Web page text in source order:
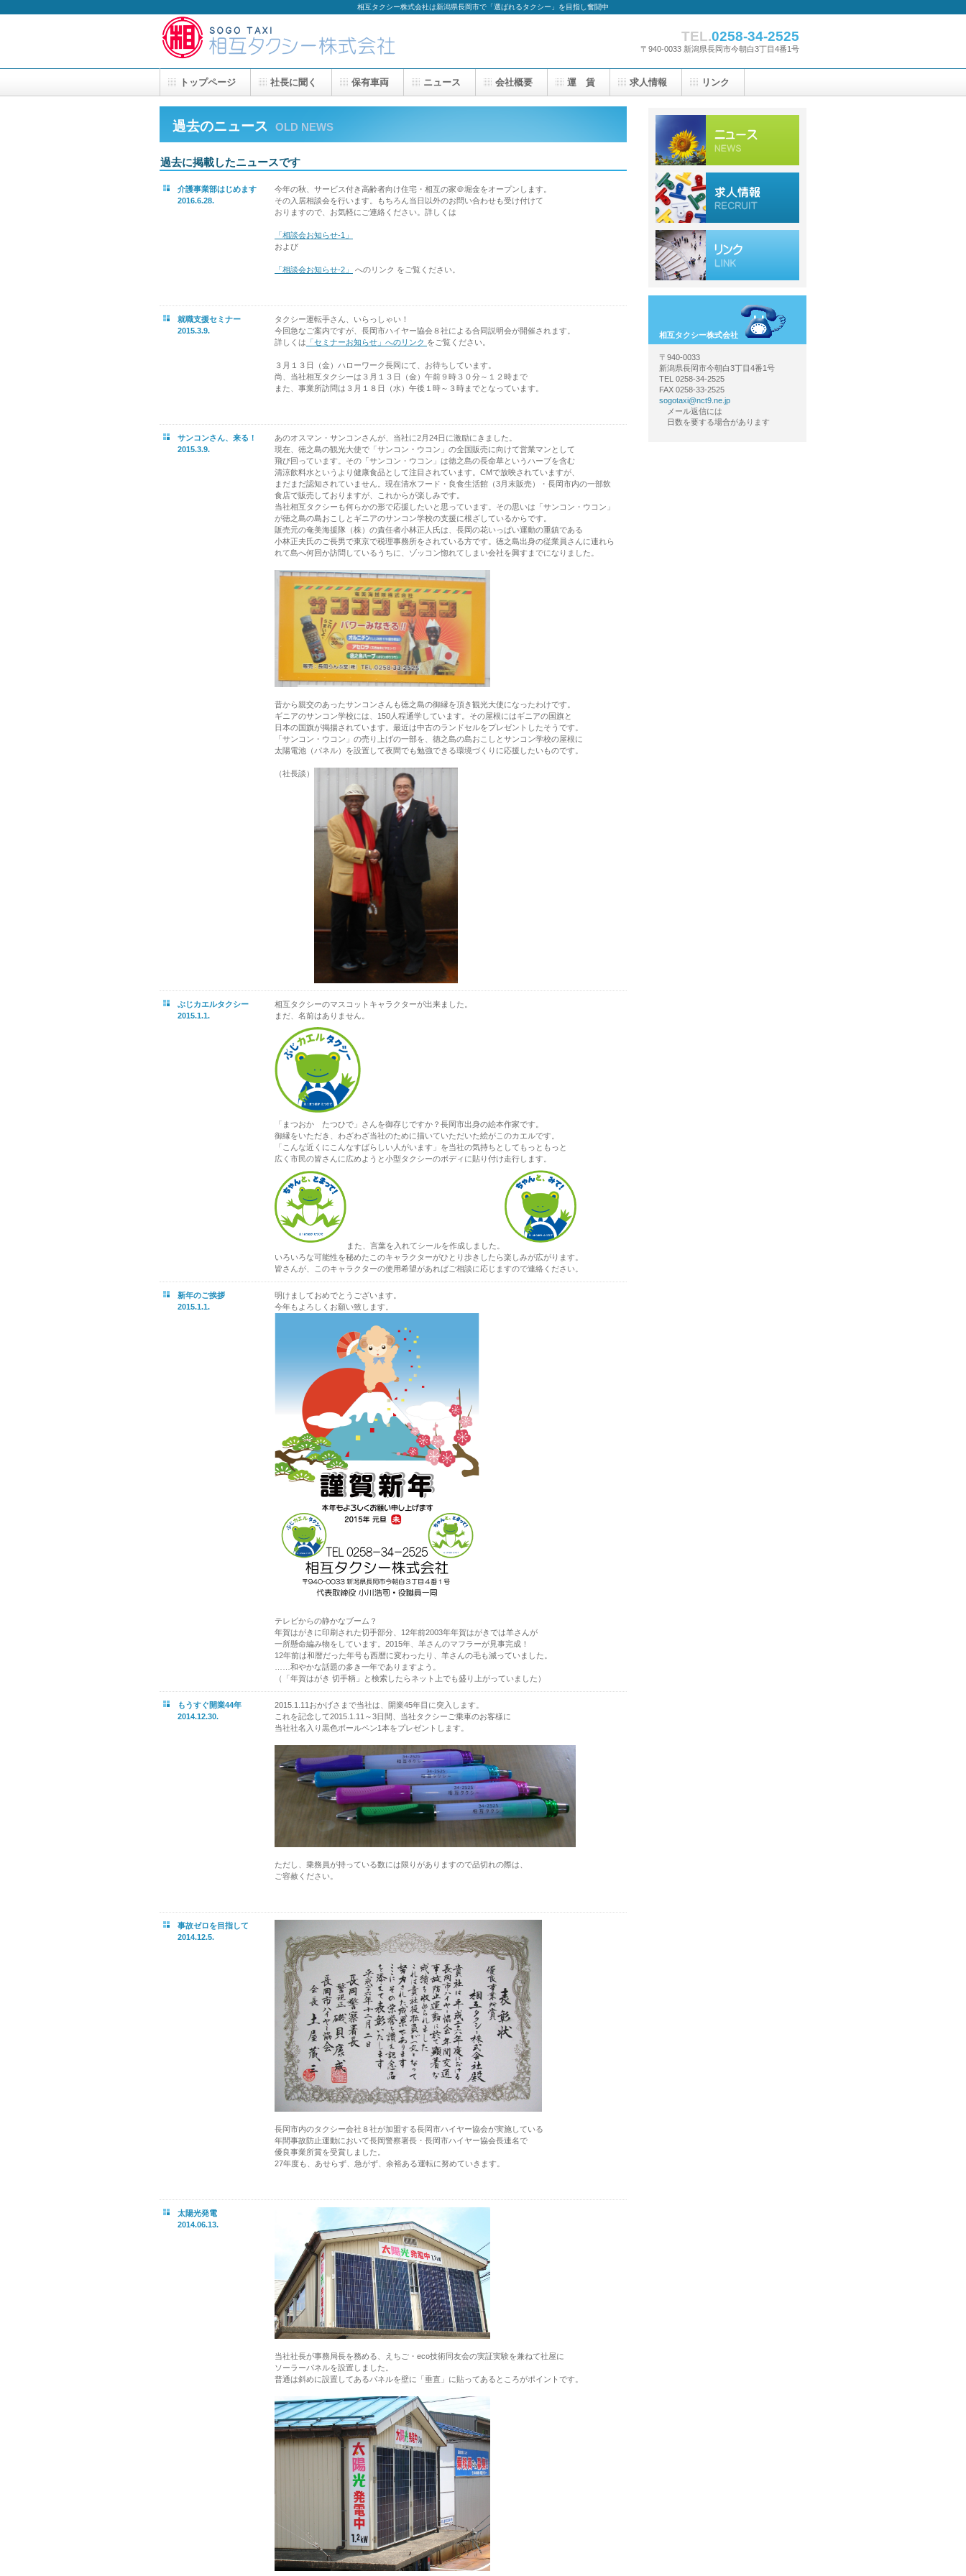
相互タクシー株式会社は新潟県長岡市で「選ばれるタクシー」を目指し奮闘中
TEL.0258-34-2525
〒940-0033 新潟県長岡市今朝白3丁目4番1号
過去のニュース OLD NEWS
過去に掲載したニュースです
介護事業部はじめます
2016.6.28.
今年の秋、サービス付き高齢者向け住宅・相互の家＠堀金をオープンします。
その入居相談会を行います。もちろん当日以外のお問い合わせも受け付けて
おりますので、お気軽にご連絡ください。詳しくは
「相談会お知らせ-1」
および
「相談会お知らせ-2」 へのリンク をご覧ください。
就職支援セミナー
2015.3.9.
タクシー運転手さん、いらっしゃい！
今回急なご案内ですが、長岡市ハイヤー協会８社による合同説明会が開催されます。
詳しくは 「セミナーお知らせ」へのリンク をご覧ください。
３月１３日（金）ハローワーク長岡にて、お待ちしています。
尚、当社相互タクシーは３月１３日（金）午前９時３０分～１２時まで
また、事業所訪問は３月１８日（水）午後１時～３時までとなっています。
サンコンさん、来る！
2015.3.9.
あのオスマン・サンコンさんが、当社に2月24日に激励にきました。
現在、徳之島の観光大使で「サンコン・ウコン」の全国販売に向けて営業マンとして
飛び回っています。その「サンコン・ウコン」は徳之島の長命草というハーブを含む
清涼飲料水というより健康食品として注目されています。CMで放映されていますが、
まだまだ認知されていません。現在清水フード・良食生活館（3月末販売）・長岡市内の一部飲
食店で販売しておりますが、これからが楽しみです。
当社相互タクシーも何らかの形で応援したいと思っています。その思いは「サンコン・ウコン」
が徳之島の島おこしとギニアのサンコン学校の支援に根ざしているからです。
販売元の奄美海援隊（株）の責任者小林正人氏は、長岡の花いっぱい運動の重鎮である
小林正夫氏のご長男で東京で税理事務所をされている方です。徳之島出身の従業員さんに連れら
れて島へ何回か訪問しているうちに、ゾッコン惚れてしまい会社を興すまでになりました。
昔から親交のあったサンコンさんも徳之島の御縁を頂き観光大使になったわけです。
ギニアのサンコン学校には、150人程通学しています。その屋根にはギニアの国旗と
日本の国旗が掲揚されています。最近は中古のランドセルをプレゼントしたそうです。
「サンコン・ウコン」の売り上げの一部を、徳之島の島おこしとサンコン学校の屋根に
太陽電池（パネル）を設置して夜間でも勉強できる環境づくりに応援したいものです。
（社長談）
ぶじカエルタクシー
2015.1.1.
相互タクシーのマスコットキャラクターが出来ました。
まだ、名前はありません。
「まつおか たつひで」さんを御存じですか？長岡市出身の絵本作家です。
御縁をいただき、わざわざ当社のために描いていただいた絵がこのカエルです。
「こんな近くにこんなすばらしい人がいます」を当社の気持ちとしてもっともっと
広く市民の皆さんに広めようと小型タクシーのボディに貼り付け走行します。
また、言葉を入れてシールを作成しました。
いろいろな可能性を秘めたこのキャラクターがひとり歩きしたら楽しみが広がります。
皆さんが、このキャラクターの使用希望があればご相談に応じますので連絡ください。
新年のご挨拶
2015.1.1.
明けましておめでとうございます。
今年もよろしくお願い致します。
テレビからの静かなブーム？
年賀はがきに印刷された切手部分、12年前2003年年賀はがきでは羊さんが
一所懸命編み物をしています。2015年、羊さんのマフラーが見事完成！
12年前は和暦だった年号も西暦に変わったり、羊さんの毛も減っていました。
……和やかな話題の多き一年でありますよう。
（「年賀はがき 切手柄」と検索したらネット上でも盛り上がっていました）
もうすぐ開業44年
2014.12.30.
2015.1.11おかげさまで当社は、開業45年目に突入します。
これを記念して2015.1.11～3日間、当社タクシーご乗車のお客様に
当社社名入り黒色ボールペン1本をプレゼントします。
ただし、乗務員が持っている数には限りがありますので品切れの際は、
ご容赦ください。
事故ゼロを目指して
2014.12.5.
長岡市内のタクシー会社８社が加盟する長岡市ハイヤー協会が実施している
年間事故防止運動において長岡警察署長・長岡市ハイヤー協会長連名で
優良事業所賞を受賞しました。
27年度も、あせらず、急がず、余裕ある運転に努めていきます。
太陽光発電
2014.06.13.
当社社長が事務局長を務める、えちご・eco技術同友会の実証実験を兼ねて社屋に
ソーラーパネルを設置しました。
普通は斜めに設置してあるパネルを壁に「垂直」に貼ってあるところがポイントです。
トップページ 社長に聞く 保有車両 ニュース 会社概要 運 賃 求人情報 リンク
相互タクシー株式会社
〒940-0033
新潟県長岡市今朝白3丁目4番1号
TEL 0258-34-2525
FAX 0258-33-2525
sogotaxi@nct9.ne.jp
メール返信には
日数を要する場合があります